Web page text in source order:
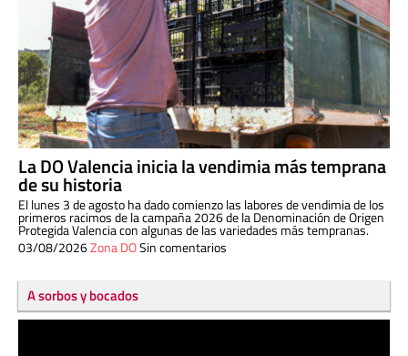
La DO Valencia inicia la vendimia más temprana
de su historia
El lunes 3 de agosto ha dado comienzo las labores de vendimia de los
primeros racimos de la campaña 2026 de la Denominación de Origen
Protegida Valencia con algunas de las variedades más tempranas.
03/08/2026Zona DOSin comentarios
A sorbos y bocados